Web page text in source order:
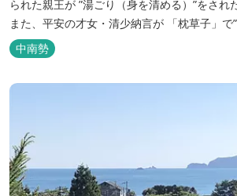
られた親王が ”湯ごり（身を清める）”をされ
また、平安の才女・清少納言が 「枕草子」で
の呼び名＞と称えており、 出雲の神を温泉の
ることもあって、恋の和歌も多く残っていま
中南勢